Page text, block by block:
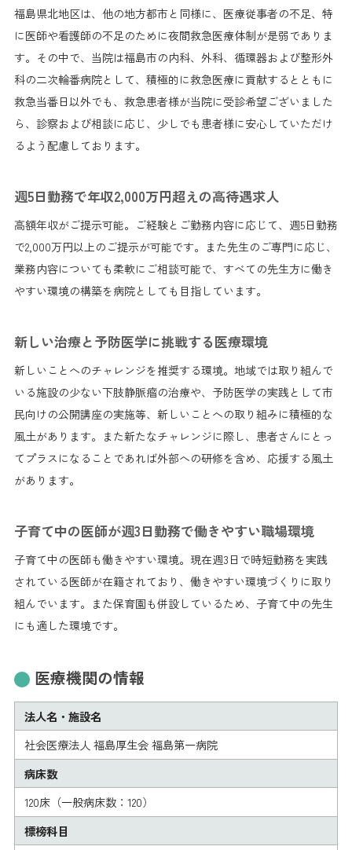
福島県北地区は、他の地方都市と同様に、医療従事者の不足、特
に医師や看護師の不足のために夜間救急医療体制が是弱でありま
す。その中で、当院は福島市の内科、外科、循環器および整形外
科の二次輪番病院として、積極的に救急医療に貢献するとともに
救急当番日以外でも、救急患者様が当院に受診希望ございました
ら、診察および相談に応じ、少しでも患者様に安心していただけ
るよう配慮しております。
週5日勤務で年収2,000万円超えの高待遇求人
高額年収がご提示可能。ご経験とご勤務内容に応じて、週5日勤務
で2,000万円以上のご提示が可能です。また先生のご専門に応じ、
業務内容についても柔軟にご相談可能で、すべての先生方に働き
やすい環境の構築を病院としても目指しています。
新しい治療と予防医学に挑戦する医療環境
新しいことへのチャレンジを推奨する環境。地域では取り組んで
いる施設の少ない下肢静脈瘤の治療や、予防医学の実践として市
民向けの公開講座の実施等、新しいことへの取り組みに積極的な
風土があります。また新たなチャレンジに際し、患者さんにとっ
てプラスになることであれば外部への研修を含め、応援する風土
があります。
子育て中の医師が週3日勤務で働きやすい職場環境
子育て中の医師も働きやすい環境。現在週3日で時短勤務を実践
されている医師が在籍されており、働きやすい環境づくりに取り
組んでいます。また保育園も併設しているため、子育て中の先生
にも適した環境です。
医療機関の情報
法人名・施設名
社会医療法人 福島厚生会 福島第一病院
病床数
120床（一般病床数：120）
標榜科目